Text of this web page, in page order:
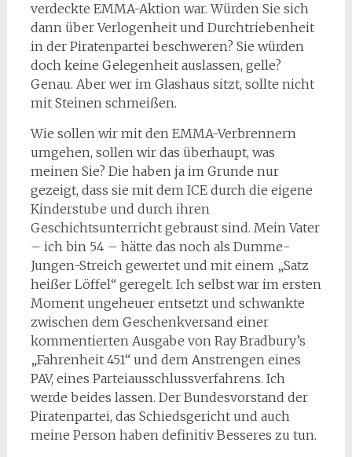
verdeckte EMMA-Aktion war. Würden Sie sich
dann über Verlogenheit und Durchtriebenheit
in der Piratenpartei beschweren? Sie würden
doch keine Gelegenheit auslassen, gelle?
Genau. Aber wer im Glashaus sitzt, sollte nicht
mit Steinen schmeißen.
Wie sollen wir mit den EMMA-Verbrennern
umgehen, sollen wir das überhaupt, was
meinen Sie? Die haben ja im Grunde nur
gezeigt, dass sie mit dem ICE durch die eigene
Kinderstube und durch ihren
Geschichtsunterricht gebraust sind. Mein Vater
– ich bin 54 – hätte das noch als Dumme-
Jungen-Streich gewertet und mit einem „Satz
heißer Löffel“ geregelt. Ich selbst war im ersten
Moment ungeheuer entsetzt und schwankte
zwischen dem Geschenkversand einer
kommentierten Ausgabe von Ray Bradbury’s
„Fahrenheit 451“ und dem Anstrengen eines
PAV, eines Parteiausschlussverfahrens. Ich
werde beides lassen. Der Bundesvorstand der
Piratenpartei, das Schiedsgericht und auch
meine Person haben definitiv Besseres zu tun.